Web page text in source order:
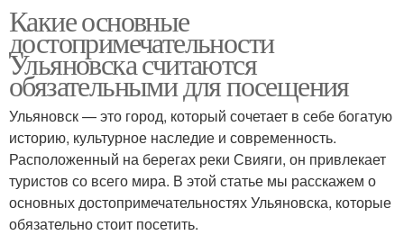
Какие основные
достопримечательности
Ульяновска считаются
обязательными для посещения
Ульяновск — это город, который сочетает в себе богатую
историю, культурное наследие и современность.
Расположенный на берегах реки Свияги, он привлекает
туристов со всего мира. В этой статье мы расскажем о
основных достопримечательностях Ульяновска, которые
обязательно стоит посетить.